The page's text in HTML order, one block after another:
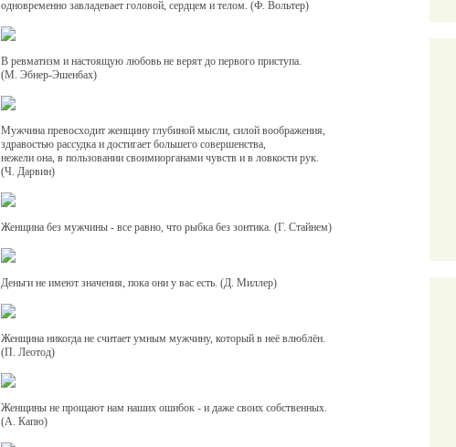
одновременно завладевает головой, сердцем и телом. (Ф. Вольтер)
В ревматизм и настоящую любовь не верят до первого приступа.
(М. Эбнер-Эшенбах)
Мужчина превосходит женщину глубиной мысли, силой воображения,
здравостью рассудка и достигает большего совершенства,
нежели она, в пользовании своимиорганами чувств и в ловкости рук.
(Ч. Дарвин)
Женщина без мужчины - все равно, что рыбка без зонтика. (Г. Стайнем)
Деньги не имеют значения, пока они у вас есть. (Д. Миллер)
Женщина никогда не считает умным мужчину, который в неё влюблён.
(П. Леотод)
Женщины не прощают нам наших ошибок - и даже своих собственных.
(А. Капю)